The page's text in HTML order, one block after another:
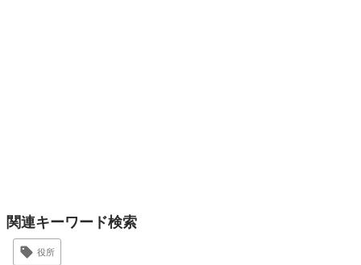
関連キーワード検索
役所